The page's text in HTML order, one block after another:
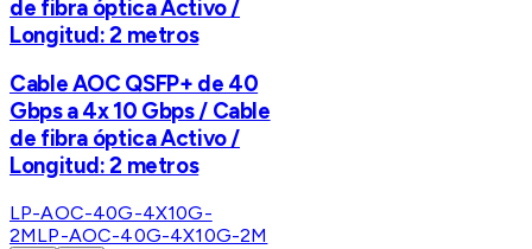
de fibra óptica Activo /
Longitud: 2 metros
Cable AOC QSFP+ de 40
Gbps a 4x 10 Gbps / Cable
de fibra óptica Activo /
Longitud: 2 metros
LP-AOC-40G-4X10G-
2MLP-AOC-40G-4X10G-2M